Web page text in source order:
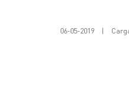
06-05-2019 |